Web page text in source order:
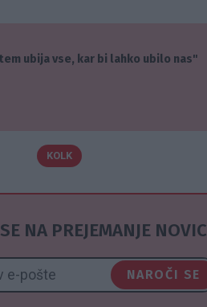
ubija vse, kar bi lahko ubilo nas"
KOLK
NA PREJEMANJE NOVIC
NAROČI SE